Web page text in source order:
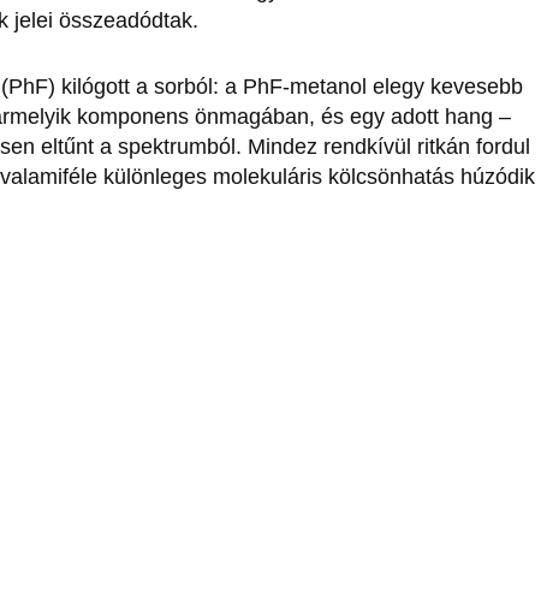
jelei összeadódtak.
kilógott a sorból: a PhF-metanol elegy kevesebb
komponens önmagában, és egy adott hang –
eltűnt a spektrumból. Mindez rendkívül ritkán fordul
különleges molekuláris kölcsönhatás húzódik